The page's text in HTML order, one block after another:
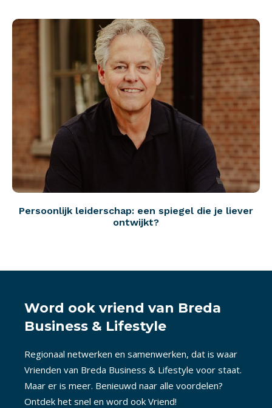
Persoonlijk leiderschap: een spiegel die je liever
ontwijkt?
Word ook vriend van Breda
Business & Lifestyle
Regionaal netwerken en samenwerken, dat is waar
Vrienden van Breda Business & Lifestyle voor staat.
Maar er is meer. Benieuwd naar alle voordelen?
Ontdek het snel en word ook Vriend!